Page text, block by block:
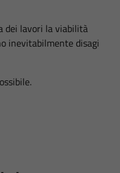
dei lavori la viabilità
inevitabilmente disagi